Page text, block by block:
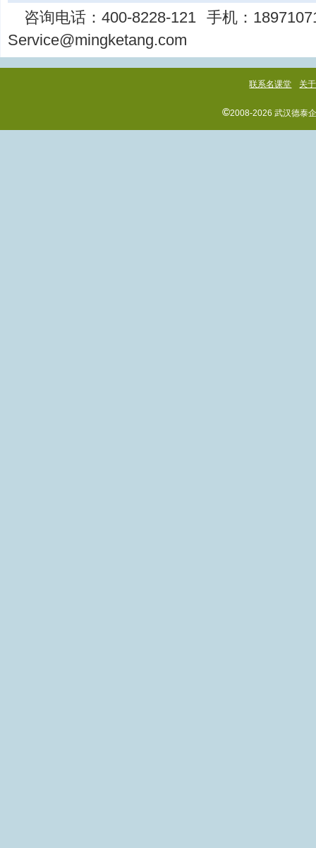
咨询电话：400-8228-121 手机：
Service@mingketang.com
联系名课堂 关
©2008-2026 武汉德泰